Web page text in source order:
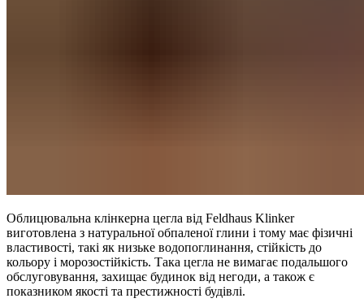
Облицювальна клінкерна цегла від Feldhaus Klinker
виготовлена з натуральної обпаленої глини і тому має фізичні
властивості, такі як низьке водопоглинання, стійкість до
кольору і морозостійкість. Така цегла не вимагає подальшого
обслуговування, захищає будинок від негоди, а також є
показником якості та престижності будівлі.